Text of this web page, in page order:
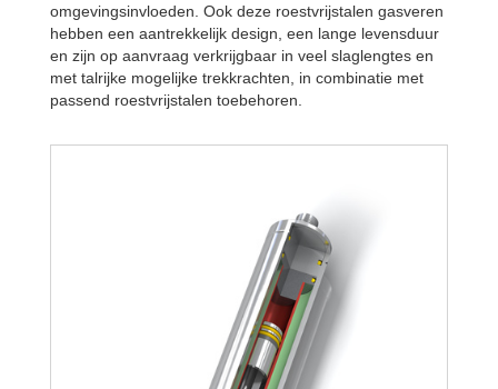
omgevingsinvloeden. Ook deze roestvrijstalen gasveren
hebben een aantrekkelijk design, een lange levensduur
en zijn op aanvraag verkrijgbaar in veel slaglengtes en
met talrijke mogelijke trekkrachten, in combinatie met
passend roestvrijstalen toebehoren.